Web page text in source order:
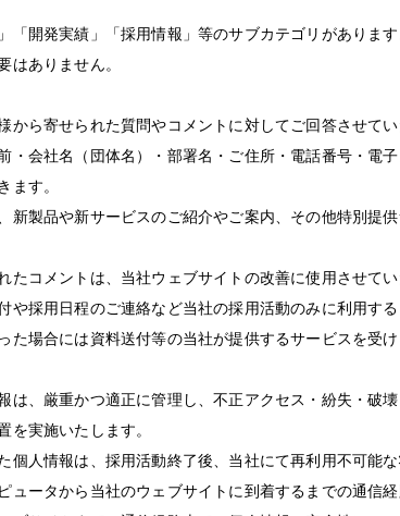
「開発実績」「採用情報」等のサブカテゴリがありま
はありません。
から寄せられた質問やコメントに対してご回答させて
・会社名（団体名）・部署名・ご住所・電話番号・電
ます。
新製品や新サービスのご紹介やご案内、その他特別提
たコメントは、当社ウェブサイトの改善に使用させて
や採用日程のご連絡など当社の採用活動のみに利用す
た場合には資料送付等の当社が提供するサービスを受
は、厳重かつ適正に管理し、不正アクセス・紛失・破
を実施いたします。
個人情報は、採用活動終了後、当社にて再利用不可能
ュータから当社のウェブサイトに到着するまでの通信